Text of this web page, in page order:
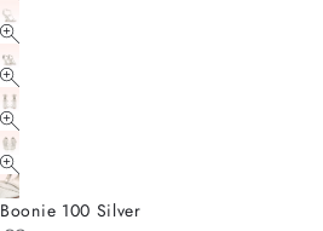
Boonie 100 Silver